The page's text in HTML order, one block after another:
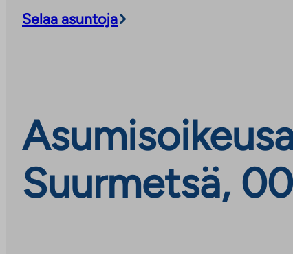
Selaa asuntoja
Suurmetsä,